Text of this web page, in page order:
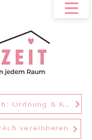
📮 Freitagspost für dich: Ordnung & Klarheit bei einer Tasse Tee
vereinbaren